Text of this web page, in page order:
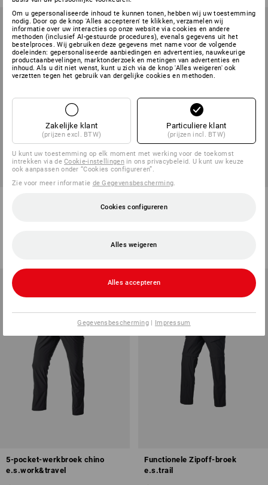
(incl. BTW) v.a. 20 stuks
5-pocket-werkbroek chino
e.s.work&travel
Functionele Zipoff-broek
e.s.trail
Om u gepersonaliseerde inhoud te kunnen tonen, hebben wij uw toestemming
nodig. Door op de knop 'Alles accepteren' te klikken, verzamelen wij
informatie over uw interacties op onze website via cookies en andere
methoden (inclusief AI-gestuurde procedures), evenals gegevens uit het
bestelproces. Wij gebruiken deze gegevens met name voor de volgende
doeleinden: gepersonaliseerde aanbiedingen en advertenties, nauwkeurige
productaanbevelingen, marktonderzoek en metingen van advertenties en
inhoud. Als u dit niet wenst, kunt u zich via de knop 'Alles weigeren' ook
verzetten tegen het gebruik van dergelijke cookies en methoden.
Zakelijke klant
(prijzen excl. BTW)
Particuliere klant
(prijzen incl. BTW)
U kunt uw toestemming op elk moment met werking voor de toekomst
intrekken via deCookie-instellingenin ons privacybeleid. U kunt uw keuze
ook aanpassen onder “Cookies configureren”.
Zie voor meer informatie de Gegevensbescherming.
Cookies configureren
Alles weigeren
Alles accepteren
Gegevensbescherming | Impressum